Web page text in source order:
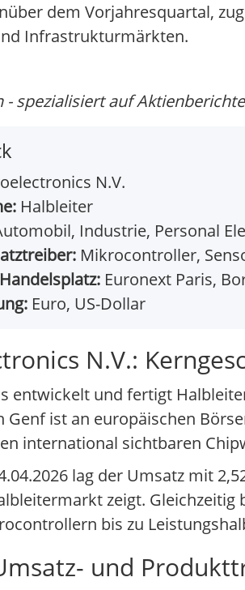
dem Vorjahresquartal,
Infrastrukturmärkten.
- spezialisiert auf
N.V.
Halbleiter
Industrie, Personal
Mikrocontroller,
Euronext Paris,
Euro, US-Dollar
N.V.:
entwickelt und fertigt
Genf ist an europäischen
international sichtbaren
lag der Umsatz mit
zeigt.
bis zu
und